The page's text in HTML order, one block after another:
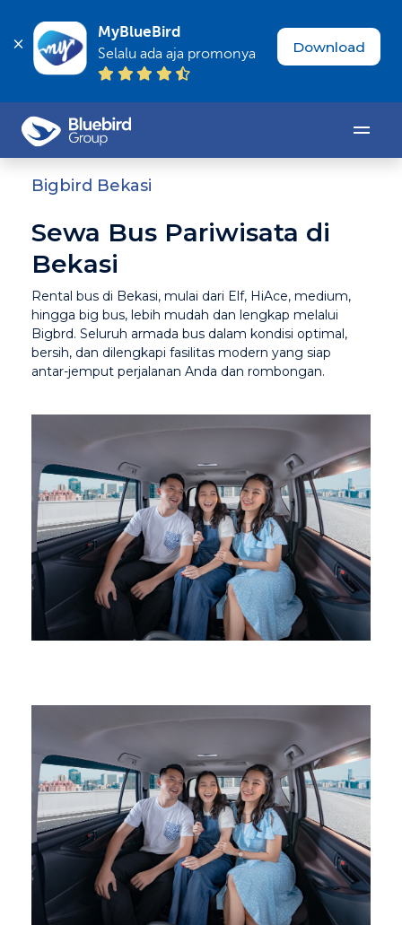
MyBlueBird
Selalu ada aja promonya Download
Bigbird Bekasi
Sewa Bus Pariwisata di
Bekasi
Rental bus di Bekasi, mulai dari Elf, HiAce, medium,
hingga big bus, lebih mudah dan lengkap melalui
Bigbrd. Seluruh armada bus dalam kondisi optimal,
bersih, dan dilengkapi fasilitas modern yang siap
antar-jemput perjalanan Anda dan rombongan.